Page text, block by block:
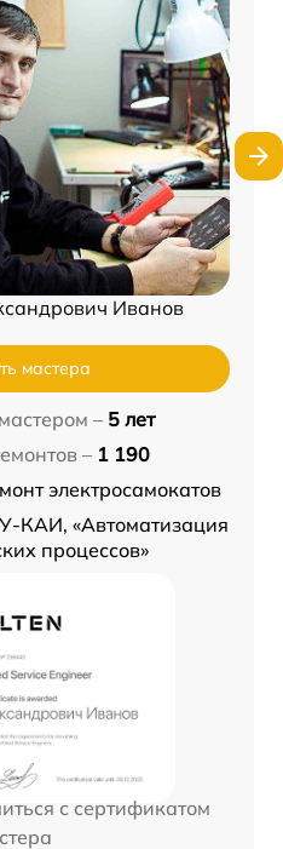
Иванов
мастера
– 5 лет
– 1 190
электросамокатов
КАИ, «Автоматизация
процессов»
с сертификатом